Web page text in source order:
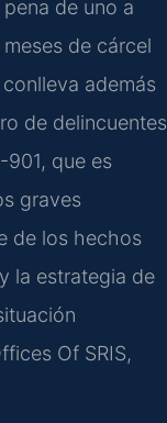
de uno a
de cárcel
además
de delincuentes
901, que es
graves
de los hechos
la estrategia de
Of SRIS,